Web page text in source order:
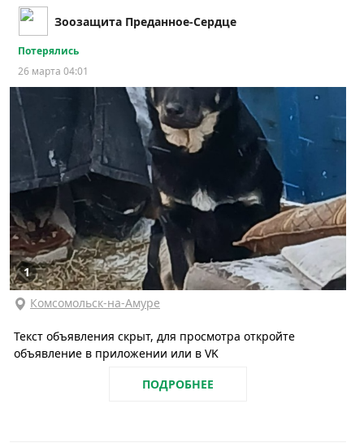
Зоозащита Преданное-Сердце
Потерялись
26 марта 04:01
1
Комсомольск-на-Амуре
Текст объявления скрыт, для просмотра откройте
объявление в приложении или в VK
ПОДРОБНЕЕ